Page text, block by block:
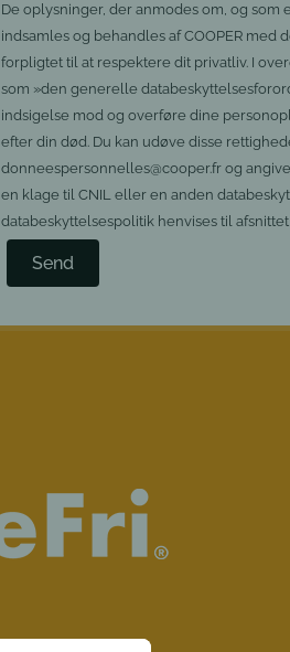
De oplysninger, der anmodes om, og som
indsamles og behandles af COOPER med
forpligtet til at respektere dit privatliv. I
som »den generelle
indsigelse mod og overføre dine
efter din død. Du kan udøve disse
donneespersonnelles@cooper.fr og
en klage til CNIL eller en anden
databeskyttelsespolitik henvises til
Send